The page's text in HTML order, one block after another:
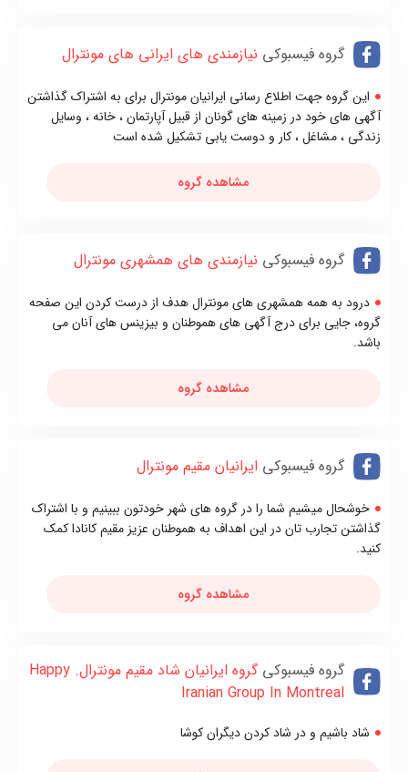
گروه فیسبوکی نیازمندی های ایرانی های مونترال
این گروه جهت اطلاع رسانی ایرانیان مونترال برای به اشتراک گذاشتن
آگهی های خود در زمینه های گونان از قبیل آپارتمان ، خانه ، وسایل
زندگی ، مشاغل ، کار و دوست یابی تشکیل شده است
مشاهده گروه
گروه فیسبوکی نیازمندی های همشهری مونترال
درود به همه همشهری های مونترال هدف از درست کردن این صفحه
گروه، جایی برای درج آگهی های هموطنان و بیزینس های آنان می
باشد.
مشاهده گروه
گروه فیسبوکی ایرانیان مقیم مونترال
خوشحال میشیم شما را در گروه های شهر خودتون ببینیم و با اشتراک
گذاشتن تجارب تان در این اهداف به هموطنان عزیز مقیم کانادا کمک
کنید.
مشاهده گروه
گروه فیسبوکی
گروه ایرانیان شاد مقیم مونترال. Happy
Iranian Group In Montreal
شاد باشیم و در شاد کردن دیگران کوشا